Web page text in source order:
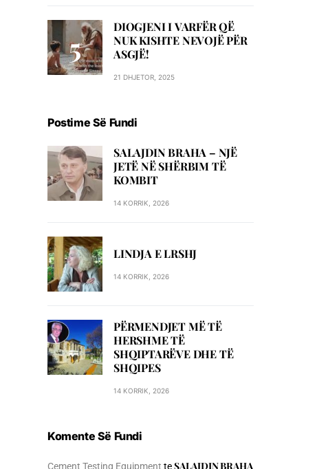
DIOGJENI I VARFËR QË
NUK KISHTE NEVOJË PËR
ASGJË!
21 DHJETOR, 2025
Postime Së Fundi
SALAJDIN BRAHA – NJЁ
JETЁ NЁ SHЁRBIM TЁ
KOMBIT
14 KORRIK, 2026
LINDJA E LRSHJ
14 KORRIK, 2026
PËRMENDJET MË TË
HERSHME TË
SHQIPTARËVE DHE TË
SHQIPES
14 KORRIK, 2026
Komente Së Fundi
Cement Testing Equipment teSALAJDIN BRAHA